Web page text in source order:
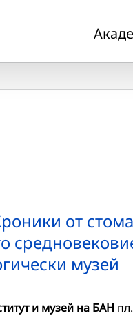
от
музей
и музей на БАН